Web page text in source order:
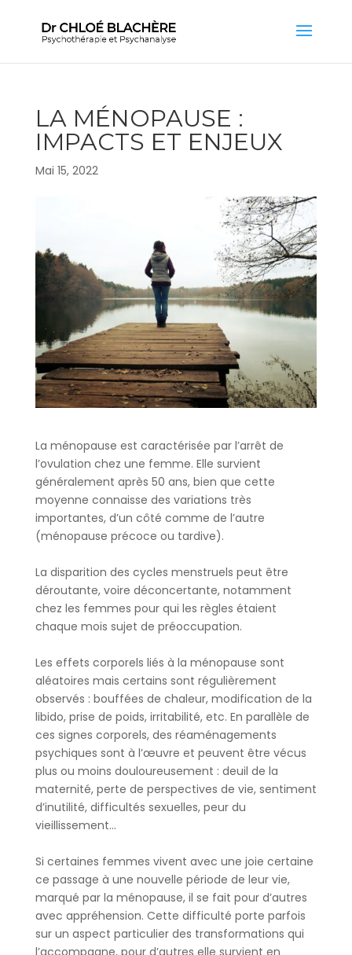
LA MÉNOPAUSE :
IMPACTS ET ENJEUX
Mai 15, 2022
La ménopause est caractérisée par l’arrêt de
l’ovulation chez une femme. Elle survient
généralement après 50 ans, bien que cette
moyenne connaisse des variations très
importantes, d’un côté comme de l’autre
(ménopause précoce ou tardive).
La disparition des cycles menstruels peut être
déroutante, voire déconcertante, notamment
chez les femmes pour qui les règles étaient
chaque mois sujet de préoccupation.
Les effets corporels liés à la ménopause sont
aléatoires mais certains sont régulièrement
observés : bouffées de chaleur, modification de la
libido, prise de poids, irritabilité, etc. En parallèle de
ces signes corporels, des réaménagements
psychiques sont à l’œuvre et peuvent être vécus
plus ou moins douloureusement : deuil de la
maternité, perte de perspectives de vie, sentiment
d’inutilité, difficultés sexuelles, peur du
vieillissement…
Si certaines femmes vivent avec une joie certaine
ce passage à une nouvelle période de leur vie,
marqué par la ménopause, il se fait pour d’autres
avec appréhension. Cette difficulté porte parfois
sur un aspect particulier des transformations qui
l’accompagne, pour d’autres elle survient en